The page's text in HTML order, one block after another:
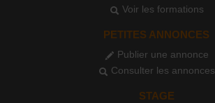
Voir les formations
PETITES ANNONCES
Publier une annonce
Consulter les annonces
STAGE